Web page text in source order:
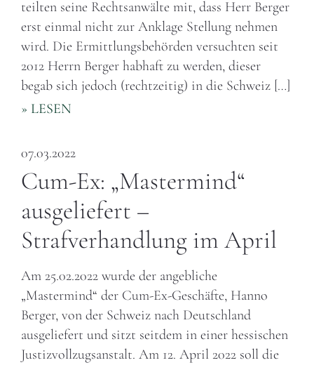
teilten seine Rechtsanwälte mit, dass Herr Berger
erst einmal nicht zur Anklage Stellung nehmen
wird. Die Ermittlungsbehörden versuchten seit
2012 Herrn Berger habhaft zu werden, dieser
begab sich jedoch (rechtzeitig) in die Schweiz […]
» LESEN
07.03.2022
Cum-Ex: „Mastermind“
ausgeliefert –
Strafverhandlung im April
Am 25.02.2022 wurde der angebliche
„Mastermind“ der Cum-Ex-Geschäfte, Hanno
Berger, von der Schweiz nach Deutschland
ausgeliefert und sitzt seitdem in einer hessischen
Justizvollzugsanstalt. Am 12. April 2022 soll die